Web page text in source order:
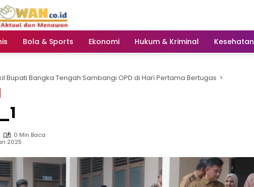
Bola & Sports Ekonomi Hukum & Kriminal Kesehatan
Bupati Bangka Tengah Sambangi OPD di Hari Pertama Bertugas
0 Min Baca
2025